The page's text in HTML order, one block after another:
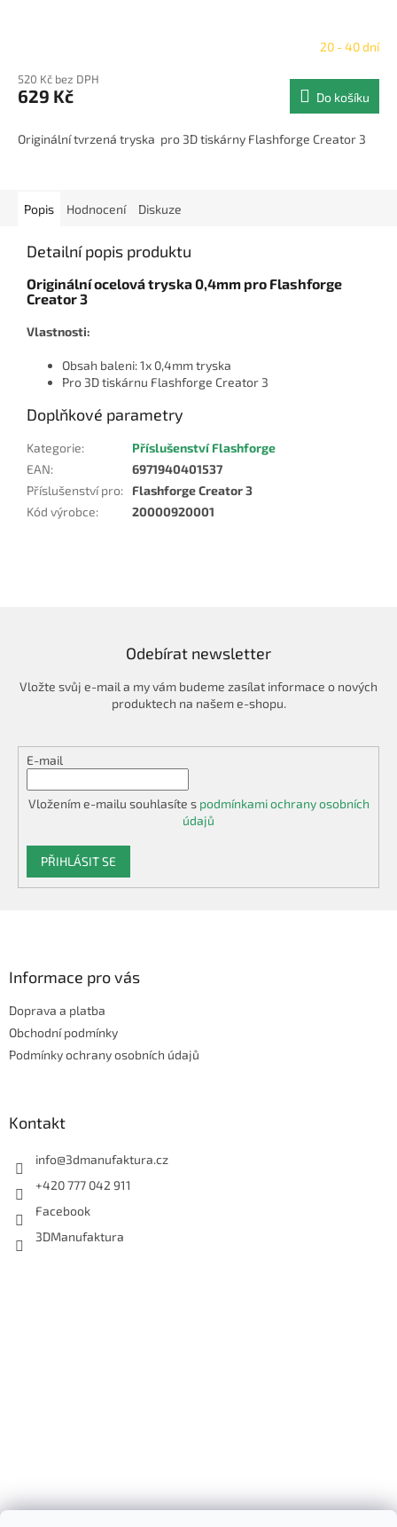
20 - 40 dní
520 Kč bez DPH
629 Kč Do košíku
Originální tvrzená tryska pro 3D tiskárny Flashforge Creator 3
Popis Hodnocení Diskuze
Detailní popis produktu
Originální ocelová tryska 0,4mm pro Flashforge
Creator 3
Vlastnosti:
Obsah baleni: 1x 0,4mm tryska
Pro 3D tiskárnu Flashforge Creator 3
Doplňkové parametry
Kategorie:
Příslušenství Flashforge
EAN:
6971940401537
Příslušenství pro:
Flashforge Creator 3
Kód výrobce: 20000920001
Odebírat newsletter
Vložte svůj e-mail a my vám budeme zasílat informace o nových
produktech na našem e-shopu.
E-mail
Vložením e-mailu souhlasíte s podmínkami ochrany osobních
údajů
PŘIHLÁSIT SE
Informace pro vás
Doprava a platba
Obchodní podmínky
Podmínky ochrany osobních údajů
Kontakt
info@3dmanufaktura.cz
+420 777 042 911
Facebook
3DManufaktura